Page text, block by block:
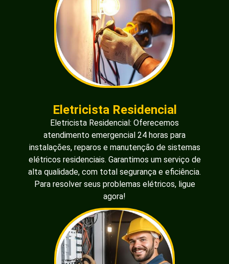
Eletricista Residencial
Eletricista Residencial: Oferecemos
atendimento emergencial 24 horas para
instalações, reparos e manutenção de sistemas
elétricos residenciais. Garantimos um serviço de
alta qualidade, com total segurança e eficiência.
Para resolver seus problemas elétricos, ligue
agora!